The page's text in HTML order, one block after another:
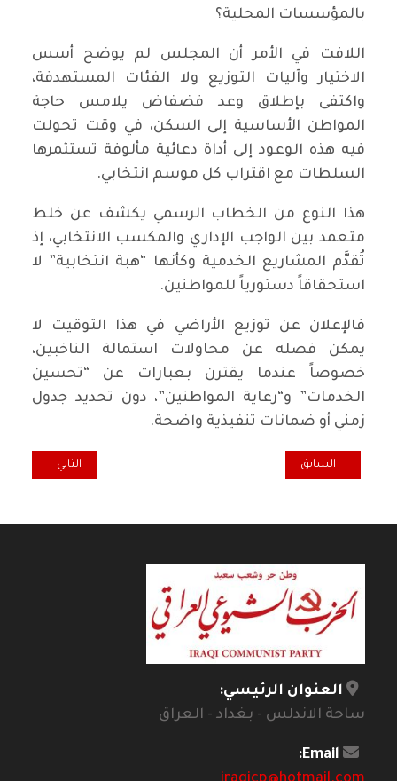
بالمؤسسات المحلية؟
اللافت في الأمر أن المجلس لم يوضح أسس
الاختيار وآليات التوزيع ولا الفئات المستهدفة،
واكتفى بإطلاق وعد فضفاض يلامس حاجة
المواطن الأساسية إلى السكن، في وقت تحولت
فيه هذه الوعود إلى أداة دعائية مألوفة تستثمرها
السلطات مع اقتراب كل موسم انتخابي.
هذا النوع من الخطاب الرسمي يكشف عن خلط
متعمد بين الواجب الإداري والمكسب الانتخابي، إذ
تُقدَّم المشاريع الخدمية وكأنها “هبة انتخابية” لا
استحقاقاً دستورياً للمواطنين.
فالإعلان عن توزيع الأراضي في هذا التوقيت لا
يمكن فصله عن محاولات استمالة الناخبين،
خصوصاً عندما يقترن بعبارات عن “تحسين
الخدمات” و“رعاية المواطنين”، دون تحديد جدول
زمني أو ضمانات تنفيذية واضحة.
المقال السابق: بلاغ صحفي مشترك عن لقاء الشيوعي العراقي والشيوعي
السابق المقال التالي: على
التالي
العنوان الرئيسي:
ساحة الاندلس - بغداد - العراق
Email: